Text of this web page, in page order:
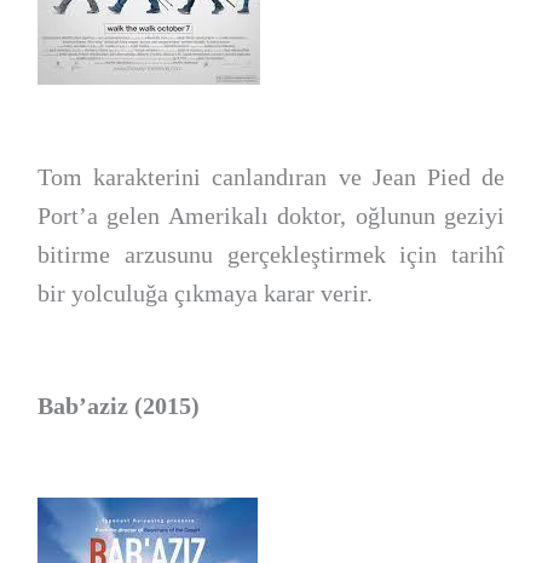
Tom karakterini canlandıran ve Jean Pied de
Port’a gelen Amerikalı doktor, oğlunun geziyi
bitirme arzusunu gerçekleştirmek için tarihî
bir yolculuğa çıkmaya karar verir.
Bab’aziz (2015)